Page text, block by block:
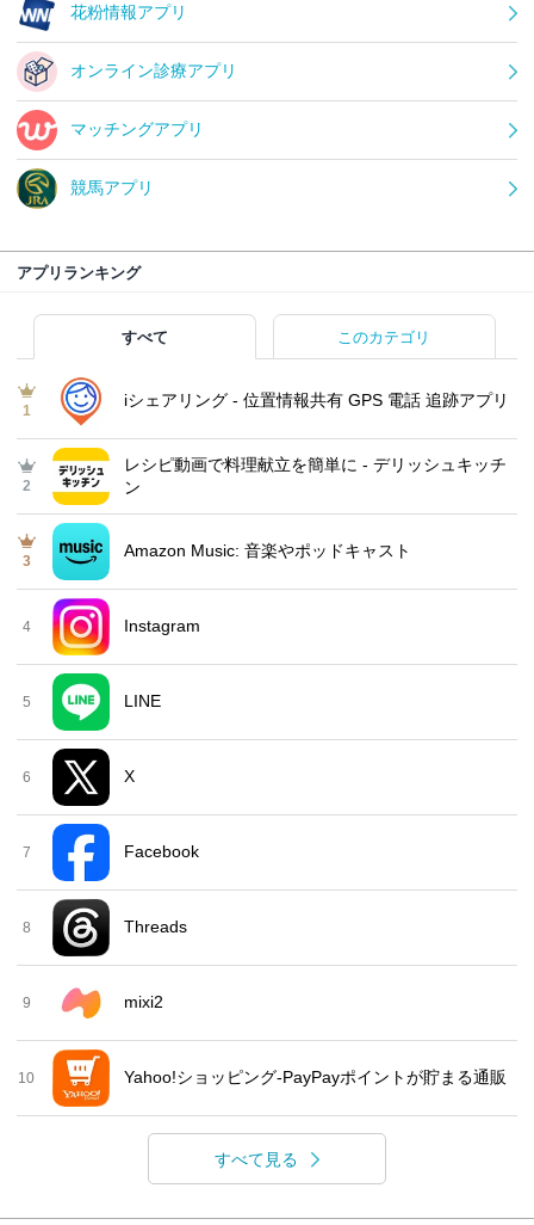
花粉情報アプリ
オンライン診療アプリ
マッチングアプリ
競馬アプリ
アプリランキング
すべて このカテゴリ
1
iシェアリング - 位置情報共有 GPS 電話 追跡アプリ
2
レシピ動画で料理献立を簡単‪に - デリッシュキッチ
ン
3
Amazon Music: 音楽やポッドキャスト
4 Instagram
5 LINE
6 X
7 Facebook
8 Threads
9 mixi2
10 Yahoo!ショッピング-PayPayポイントが貯まる通販
すべて見る